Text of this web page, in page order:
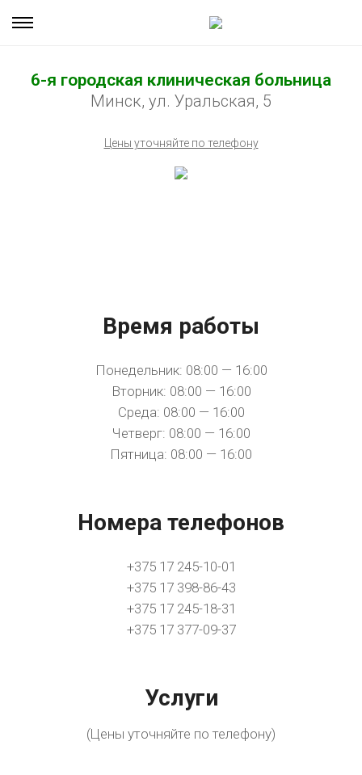
6-я городская клиническая больница
Минск, ул. Уральская, 5
Цены уточняйте по телефону
Время работы
Понедельник: 08:00 — 16:00
Вторник: 08:00 — 16:00
Среда: 08:00 — 16:00
Четверг: 08:00 — 16:00
Пятница: 08:00 — 16:00
Номера телефонов
+375 17 245-10-01
+375 17 398-86-43
+375 17 245-18-31
+375 17 377-09-37
Услуги
(Цены уточняйте по телефону)